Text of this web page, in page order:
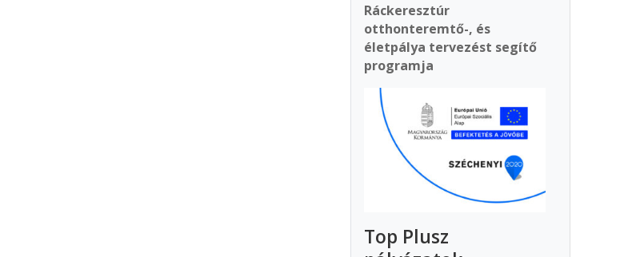
Ráckeresztúr
otthonteremtő-, és
életpálya tervezést segítő
programja
Top Plusz